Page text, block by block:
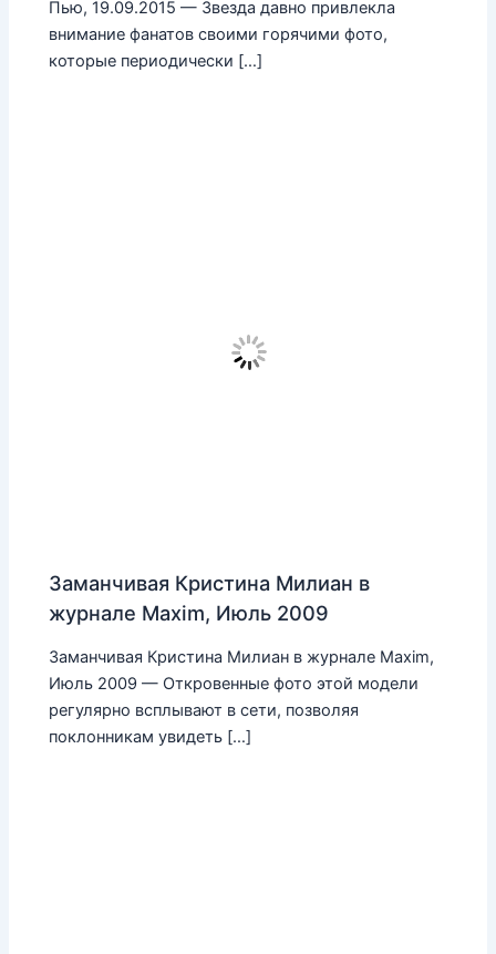
Пью, 19.09.2015 — Звезда давно привлекла
внимание фанатов своими горячими фото,
которые периодически […]
Заманчивая Кристина Милиан в
журнале Maxim, Июль 2009
Заманчивая Кристина Милиан в журнале Maxim,
Июль 2009 — Откровенные фото этой модели
регулярно всплывают в сети, позволяя
поклонникам увидеть […]